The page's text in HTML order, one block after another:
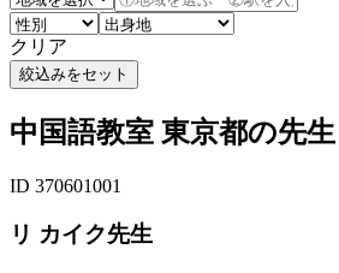
クリア
中国語教室 東京都の先生
ID 370601001
リ カイク先生